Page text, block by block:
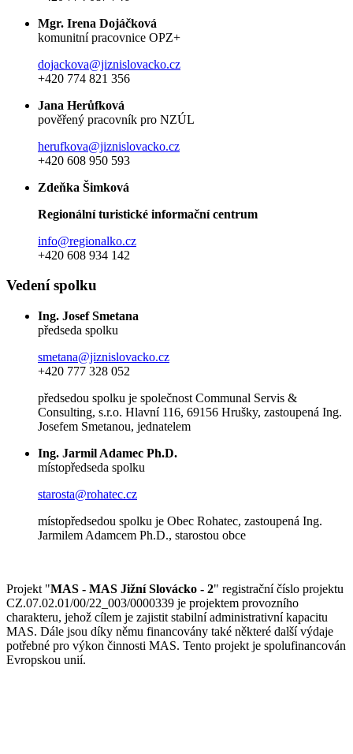
Mgr. Irena Dojáčková
komunitní pracovnice OPZ+
dojackova@jiznislovacko.cz
+420 774 821 356
Jana Herůfková
pověřený pracovník pro NZÚL
herufkova@jiznislovacko.cz
+420 608 950 593
Zdeňka Šimková
Regionální turistické informační centrum
info@regionalko.cz
+420 608 934 142
Vedení spolku
Ing. Josef Smetana
předseda spolku
smetana@jiznislovacko.cz
+420 777 328 052
předsedou spolku je společnost Communal Servis &
Consulting, s.r.o. Hlavní 116, 69156 Hrušky, zastoupená Ing.
Josefem Smetanou, jednatelem
Ing. Jarmil Adamec Ph.D.
místopředseda spolku
starosta@rohatec.cz
místopředsedou spolku je Obec Rohatec, zastoupená Ing.
Jarmilem Adamcem Ph.D., starostou obce
Projekt "MAS - MAS Jižní Slovácko - 2" registrační číslo projektu
CZ.07.02.01/00/22_003/0000339 je projektem provozního
charakteru, jehož cílem je zajistit stabilní administrativní kapacitu
MAS. Dále jsou díky němu financovány také některé další výdaje
potřebné pro výkon činnosti MAS. Tento projekt je spolufinancován
Evropskou unií.